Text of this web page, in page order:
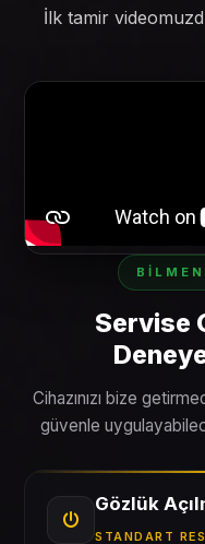
İlk tamir
Servise
Cihazınızı bize
güvenle
Gözlük
STANDART